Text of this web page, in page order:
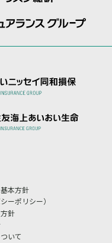
本方針
ーポリシー）
針
いて